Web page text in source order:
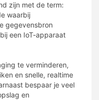
zijn met de term:
waarbij
gegevensbron
een IoT-apparaat
te verminderen,
en snelle, realtime
bespaar je veel
en